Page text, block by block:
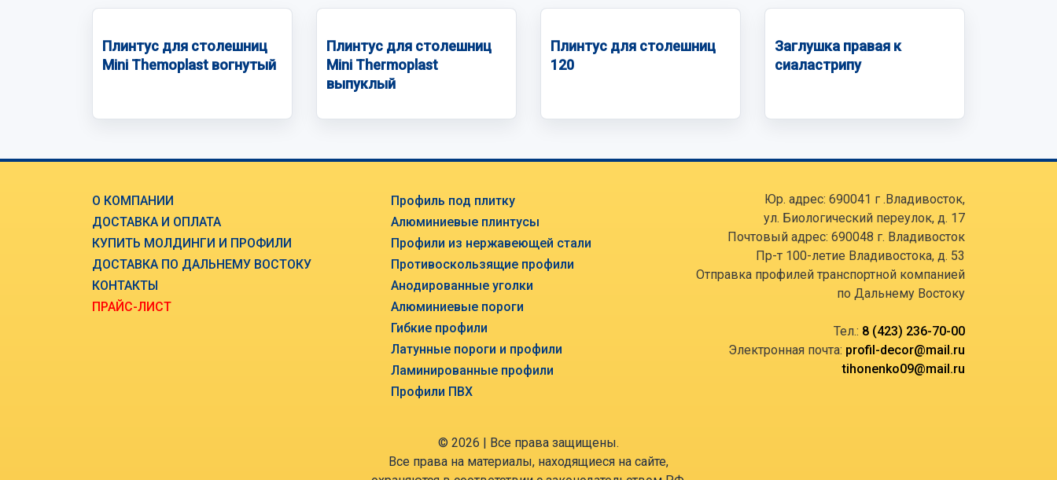
Плинтус для столешниц
Mini Themoplast вогнутый
Плинтус для столешниц
Mini Thermoplast
выпуклый
Плинтус для столешниц
120
Заглушка правая к
сиаластрипу
О КОМПАНИИ
ДОСТАВКА И ОПЛАТА
КУПИТЬ МОЛДИНГИ И ПРОФИЛИ
ДОСТАВКА ПО ДАЛЬНЕМУ ВОСТОКУ
КОНТАКТЫ
ПРАЙС-ЛИСТ
Профиль под плитку
Алюминиевые плинтусы
Профили из нержавеющей стали
Противоскользящие профили
Анодированные уголки
Алюминиевые пороги
Гибкие профили
Латунные пороги и профили
Ламинированные профили
Профили ПВХ
Юр. адрес: 690041 г .Владивосток,
ул. Биологический переулок, д. 17
Почтовый адрес: 690048 г. Владивосток
Пр-т 100-летие Владивостока, д. 53
Отправка профилей транспортной компанией
по Дальнему Востоку
Тел.: 8 (423) 236-70-00
Электронная почта: profil-decor@mail.ru
tihonenko09@mail.ru
© 2026 | Все права защищены.
Все права на материалы, находящиеся на сайте,